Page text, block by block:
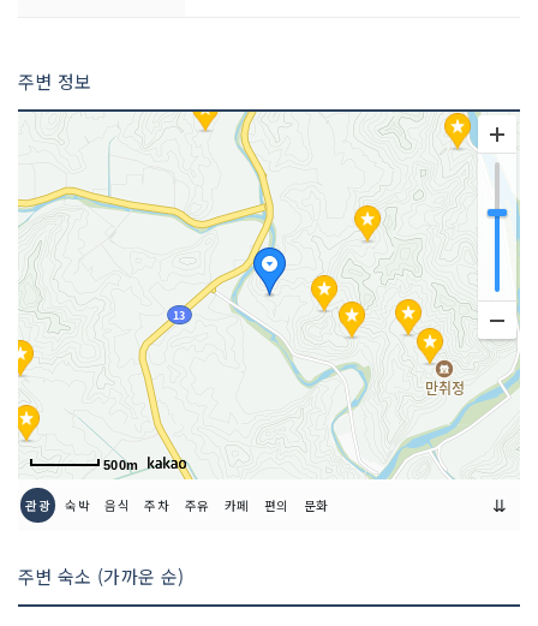
주변 정보
500m
관광 숙박 음식 주차 주유 카페 편의 문화 ⇊
주변 숙소 (가까운 순)